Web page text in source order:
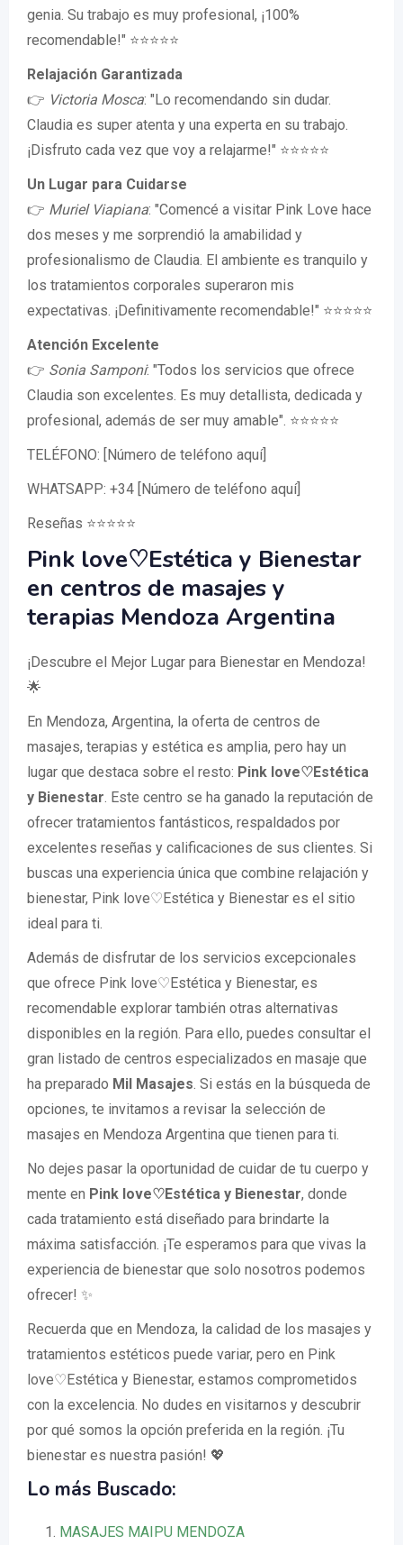
genia. Su trabajo es muy profesional, ¡100%
recomendable!" ⭐⭐⭐⭐⭐
Relajación Garantizada
👉 Victoria Mosca: "Lo recomendando sin dudar.
Claudia es super atenta y una experta en su trabajo.
¡Disfruto cada vez que voy a relajarme!" ⭐⭐⭐⭐⭐
Un Lugar para Cuidarse
👉 Muriel Viapiana: "Comencé a visitar Pink Love hace
dos meses y me sorprendió la amabilidad y
profesionalismo de Claudia. El ambiente es tranquilo y
los tratamientos corporales superaron mis
expectativas. ¡Definitivamente recomendable!" ⭐⭐⭐⭐⭐
Atención Excelente
👉 Sonia Samponi: "Todos los servicios que ofrece
Claudia son excelentes. Es muy detallista, dedicada y
profesional, además de ser muy amable". ⭐⭐⭐⭐⭐
TELÉFONO: [Número de teléfono aquí]
WHATSAPP: +34 [Número de teléfono aquí]
Reseñas ⭐⭐⭐⭐⭐
Pink love♡Estética y Bienestar
en centros de masajes y
terapias Mendoza Argentina
¡Descubre el Mejor Lugar para Bienestar en Mendoza!
🌟
En Mendoza, Argentina, la oferta de centros de
masajes, terapias y estética es amplia, pero hay un
lugar que destaca sobre el resto: Pink love♡Estética
y Bienestar. Este centro se ha ganado la reputación de
ofrecer tratamientos fantásticos, respaldados por
excelentes reseñas y calificaciones de sus clientes. Si
buscas una experiencia única que combine relajación y
bienestar, Pink love♡Estética y Bienestar es el sitio
ideal para ti.
Además de disfrutar de los servicios excepcionales
que ofrece Pink love♡Estética y Bienestar, es
recomendable explorar también otras alternativas
disponibles en la región. Para ello, puedes consultar el
gran listado de centros especializados en masaje que
ha preparado Mil Masajes. Si estás en la búsqueda de
opciones, te invitamos a revisar la selección de
masajes en Mendoza Argentina que tienen para ti.
No dejes pasar la oportunidad de cuidar de tu cuerpo y
mente en Pink love♡Estética y Bienestar, donde
cada tratamiento está diseñado para brindarte la
máxima satisfacción. ¡Te esperamos para que vivas la
experiencia de bienestar que solo nosotros podemos
ofrecer! ✨
Recuerda que en Mendoza, la calidad de los masajes y
tratamientos estéticos puede variar, pero en Pink
love♡Estética y Bienestar, estamos comprometidos
con la excelencia. No dudes en visitarnos y descubrir
por qué somos la opción preferida en la región. ¡Tu
bienestar es nuestra pasión! 💖
Lo más Buscado:
MASAJES MAIPU MENDOZA